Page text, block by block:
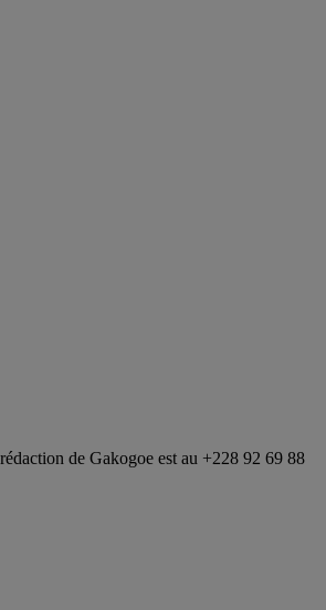
de Gakogoe est au +228 92 69 88